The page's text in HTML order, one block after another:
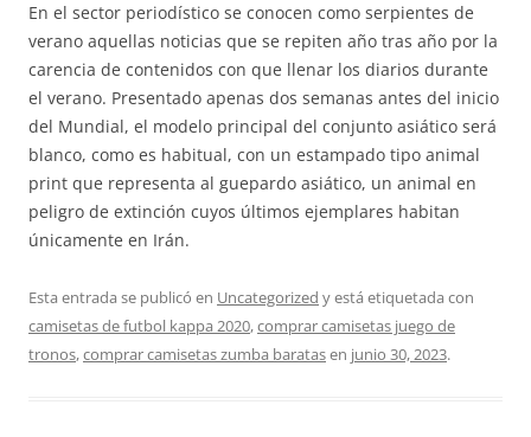
En el sector periodístico se conocen como serpientes de
verano aquellas noticias que se repiten año tras año por la
carencia de contenidos con que llenar los diarios durante
el verano. Presentado apenas dos semanas antes del inicio
del Mundial, el modelo principal del conjunto asiático será
blanco, como es habitual, con un estampado tipo animal
print que representa al guepardo asiático, un animal en
peligro de extinción cuyos últimos ejemplares habitan
únicamente en Irán.
Esta entrada se publicó en Uncategorized y está etiquetada con
camisetas de futbol kappa 2020,comprar camisetas juego de
tronos,comprar camisetas zumba baratasen junio 30, 2023.